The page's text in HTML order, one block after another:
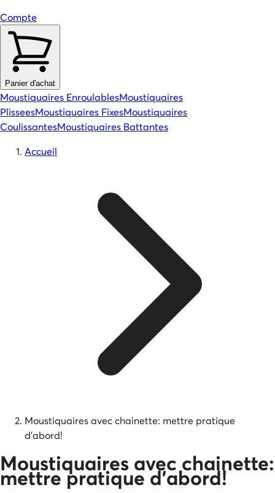
Compte
Panier d'achat
Moustiquaires EnroulablesMoustiquaires
PlisseesMoustiquaires FixesMoustiquaires
CoulissantesMoustiquaires Battantes
Accueil
Moustiquaires avec chainette: mettre pratique
d'abord!
Moustiquaires avec chainette:
mettre pratique d'abord!